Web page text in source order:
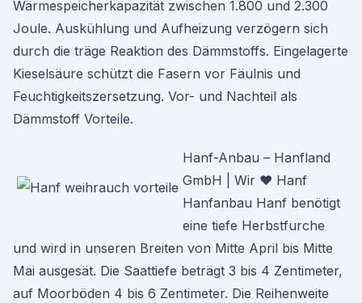
Wärmespeicherkapazität zwischen 1.800 und 2.300
Joule. Auskühlung und Aufheizung verzögern sich
durch die träge Reaktion des Dämmstoffs. Eingelagerte
Kieselsäure schützt die Fasern vor Fäulnis und
Feuchtigkeitszersetzung. Vor- und Nachteil als
Dämmstoff Vorteile.
Hanf-Anbau – Hanfland
GmbH | Wir ♥ Hanf
Hanfanbau Hanf benötigt
eine tiefe Herbstfurche
und wird in unseren Breiten von Mitte April bis Mitte
Mai ausgesät. Die Saattiefe beträgt 3 bis 4 Zentimeter,
auf Moorböden 4 bis 6 Zentimeter. Die Reihenweite